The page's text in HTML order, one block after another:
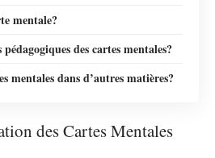
mentale?
des cartes mentales?
mentales dans d’autres matières?
des Cartes Mentales